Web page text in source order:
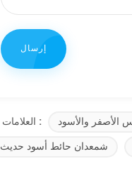
العلامات : الأصفر والأسود
شمعدان حائط أسود حديث